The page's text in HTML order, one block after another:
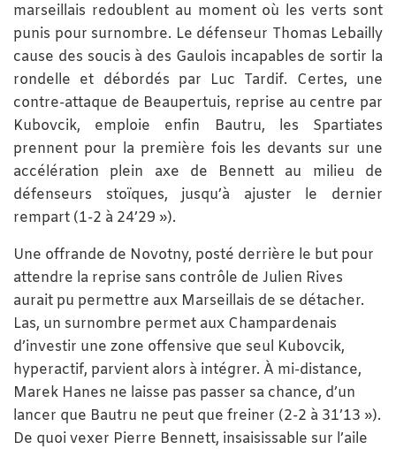
marseillais redoublent au moment où les verts sont
punis pour surnombre. Le défenseur Thomas Lebailly
cause des soucis à des Gaulois incapables de sortir la
rondelle et débordés par Luc Tardif. Certes, une
contre-attaque de Beaupertuis, reprise au centre par
Kubovcik, emploie enfin Bautru, les Spartiates
prennent pour la première fois les devants sur une
accélération plein axe de Bennett au milieu de
défenseurs stoïques, jusqu’à ajuster le dernier
rempart (1-2 à 24’29 »).
Une offrande de Novotny, posté derrière le but pour
attendre la reprise sans contrôle de Julien Rives
aurait pu permettre aux Marseillais de se détacher.
Las, un surnombre permet aux Champardenais
d’investir une zone offensive que seul Kubovcik,
hyperactif, parvient alors à intégrer. À mi-distance,
Marek Hanes ne laisse pas passer sa chance, d’un
lancer que Bautru ne peut que freiner (2-2 à 31’13 »).
De quoi vexer Pierre Bennett, insaisissable sur l’aile